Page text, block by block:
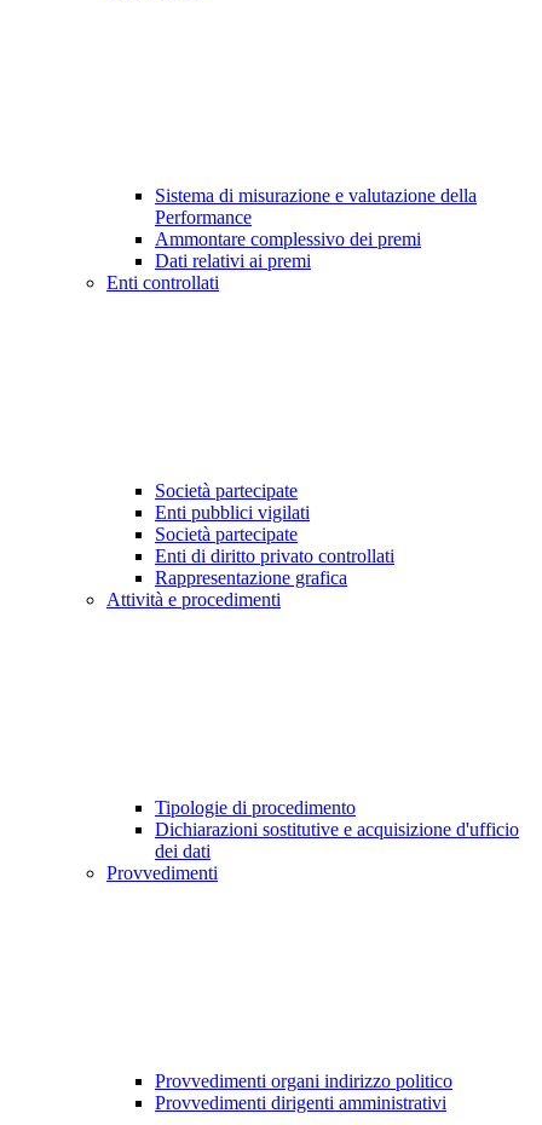
Sistema di misurazione e valutazione della
Performance
Ammontare complessivo dei premi
Dati relativi ai premi
Enti controllati
Società partecipate
Enti pubblici vigilati
Società partecipate
Enti di diritto privato controllati
Rappresentazione grafica
Attività e procedimenti
Tipologie di procedimento
Dichiarazioni sostitutive e acquisizione d'ufficio
dei dati
Provvedimenti
Provvedimenti organi indirizzo politico
Provvedimenti dirigenti amministrativi